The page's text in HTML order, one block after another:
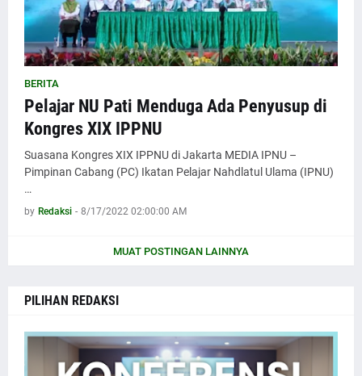
BERITA
Pelajar NU Pati Menduga Ada Penyusup di
Kongres XIX IPPNU
Suasana Kongres XIX IPPNU di Jakarta MEDIA IPNU –
Pimpinan Cabang (PC) Ikatan Pelajar Nahdlatul Ulama (IPNU)
…
by Redaksi - 8/17/2022 02:00:00 AM
MUAT POSTINGAN LAINNYA
PILIHAN REDAKSI